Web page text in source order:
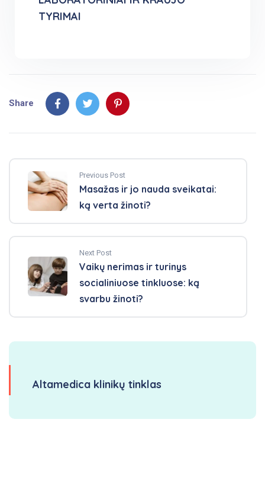
TYRIMAI
Share
Previous Post
Masažas ir jo nauda sveikatai:
ką verta žinoti?
Next Post
Vaikų nerimas ir turinys
socialiniuose tinkluose: ką
svarbu žinoti?
Altamedica klinikų tinklas